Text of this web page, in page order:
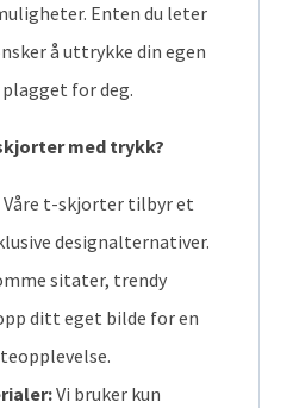
Enten du leter
å uttrykke din egen
for deg.
med trykk?
Våre t-skjorter tilbyr et
designalternativer.
sitater, trendy
ditt eget bilde for en
Vi bruker kun